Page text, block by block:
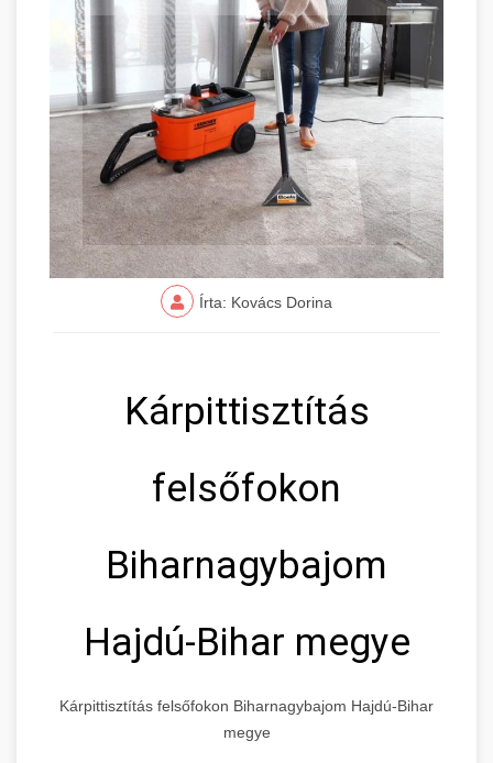
Írta: Kovács Dorina
Kárpittisztítás
felsőfokon
Biharnagybajom
Hajdú-Bihar megye
Kárpittisztítás felsőfokon Biharnagybajom Hajdú-Bihar
megye